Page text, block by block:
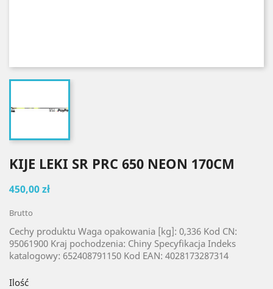
KIJE LEKI SR PRC 650 NEON 170CM
450,00 zł
Brutto
Cechy produktu Waga opakowania [kg]: 0,336 Kod CN:
95061900 Kraj pochodzenia: Chiny Specyfikacja Indeks
katalogowy: 652408791150 Kod EAN: 4028173287314
Ilość